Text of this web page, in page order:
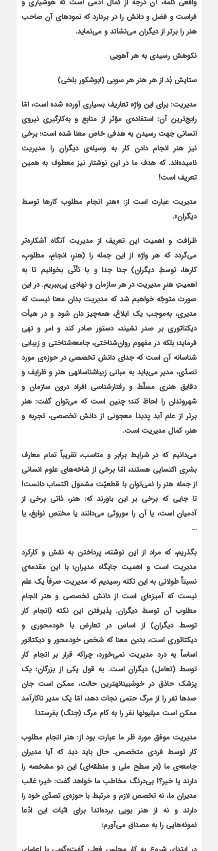
واقعی کلمه، آن درجه از کمال آدمی است که هوشیاری و
فراست و فضل و دانش را در بردارد که نمودهای آن صاحب‌
هنر را برتر از دیگران می‌نشاند و می‌نماید.
نکوهش رسیدی به هر آهویی
ستایش بُد از هر هنر هر سویی (ابوشکور بلخی)
مدیریت: برای این واژه تعاریف بسیاری آورده شده است، امّا
رایج‌ترین آن: استفاده‌ی مؤثر از منابع و به‌کارگیری نیروی
انسانی جهت رسیدن به هدفی خاص معنا شده است؛ برخی
نیز هنر انجام دادن کار به‌ وسیله‌ی دیگران را مدیریت
نامیده‌اند. که هدف ما در این نوشتار نیز معطوف به همین
تعریف است!
مدیریت عبارت است از: «هنر انجام مطلوب کارها توسط
دیگران».
ظرافت و اهمیت این تعریف از مدیریت آنگاه آشکاره‌تر
می‌گردد که هر واژه از این جمله را (هنرِ، انجامِ، مطلوبِ،
کارها، توسطِ دیگران) جدا جدا و با تأنّی بخوانیم تا به
اهمیتِ هنرِ مدیریت در هر سازمان و نهادی پی‌ببریم. در این
صورت متوجّه خواهیم شد که مدیریت بدان معنا نیست که
مدیری، به‌موجب یک ابلاغ، همه‌چیز دان شود و در هیأت
دیکتاتوری بر صدر نشیند، دستور صادر کند و امر و نهی
فرماید؛ بلکه در مفهوم روان‌شناختی، جامعه‌شناختی و زیبایی
شناسانه آن است که جدای دانش تخصصی در حوزه‌ی مورد
تصدّی، مدیر می‌باید به مبانی زیباشناسانه‏ی هنر و ظرایف و
دقایق هنری مسلّط و رفتارشناسی افراد درون سازمان و
شهروندان را لحاظ کند؛ چنین است که می‌توان گفت: هنر
برتر از علم آید پدید! معجونی از دانش تخصصی، تجربه و
هنر، کمال مدیریت است.
می‌دانیم که در شرایط برابر و مناسب، تقریباً تمام معارف
بشری اکتسابی هستند، امّا برخی از شاخه‌های علوم انسانی
از جمله هنر را نمی‌توان با قطعیّت مشمول اکتساب دانست!
تا جایی که برخی بر این باورند که: هنر، ذاتی برخی از
آدمیان است، یا آن را موروثی می‌دانند یا مختص نوابغ، یا
…
بگذریم، که مراد از این نوشته، پرداختن به نقش و کارکرد
مدیریت است و اهمیت جایگاه مدیران؛ با این مقدمه‌ی
نسبتاً طولانی به این نکته رسیدیم که مدیریت صرفاً یک علم
نیست که آمیزه‌ای است از دانش تخصصی و هنر انجام
مطلوب آن توسط دیگران. پذیرفتن این نکته (انجام کار
توسط دیگران) از اساس در تعارض با خودمحوری و
دیکتاتوری است، بدین معنا که شخص خودمحور و دیکتاتور
اساساً به درد مدیریت نمی‌خورد، چراکه قرار بر انجام کار
توسط (تعامل) دیگران است. به قول یکی از بزرگان: یک
پزشک حاذق در خوش‏بینانه‏ترین حالت، ممکن است جان
صدها نفر را از مرگ حتمی نجات دهد، امّا یک مدیر ناکارآمد
ممکن است میلیون‏ها نفر را به کام مرگ (جنگ) بفرستد!
مدیریت موفق مورد ظر ما عبارت بود از: هنر انجام مطلوب
کار توسط فردی متخصص. حال باید دید که آیا مدیران
جامعه‌ی ما (در سطح ملی و منطقه‌ای) این دو مشخصه را
دارند یا خیر؟! بی‌درنگ مخاطب ما خواهد گفت: خیر؛ غالب
مدیران ما، نه تخصص لازم و مرتبط با حوزه‌ی تصدّی خود را
دارند و نه از هنر بویی برده‌اند! برای اثبات این ادّعا
نمونه‌هایی را به مصداق می‌آورم: